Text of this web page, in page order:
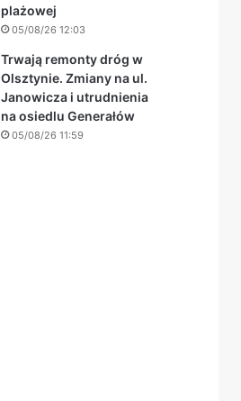
plażowej
05/08/26 12:03
Trwają remonty dróg w
Olsztynie. Zmiany na ul.
Janowicza i utrudnienia
na osiedlu Generałów
05/08/26 11:59